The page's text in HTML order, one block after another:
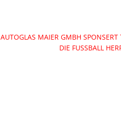
AUTOGLAS MAIER GMBH SPONSERT
DIE FUSSBALL